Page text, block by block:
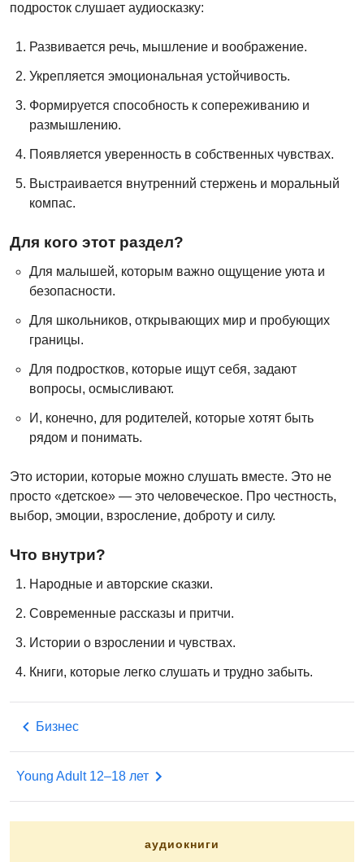
подросток слушает аудиосказку:
Развивается речь, мышление и воображение.
Укрепляется эмоциональная устойчивость.
Формируется способность к сопереживанию и
размышлению.
Появляется уверенность в собственных чувствах.
Выстраивается внутренний стержень и моральный
компас.
Для кого этот раздел?
Для малышей, которым важно ощущение уюта и
безопасности.
Для школьников, открывающих мир и пробующих
границы.
Для подростков, которые ищут себя, задают
вопросы, осмысливают.
И, конечно, для родителей, которые хотят быть
рядом и понимать.
Это истории, которые можно слушать вместе. Это не
просто «детское» — это человеческое. Про честность,
выбор, эмоции, взросление, доброту и силу.
Что внутри?
Народные и авторские сказки.
Современные рассказы и притчи.
Истории о взрослении и чувствах.
Книги, которые легко слушать и трудно забыть.
Бизнес
Young Adult 12–18 лет
аудиокниги